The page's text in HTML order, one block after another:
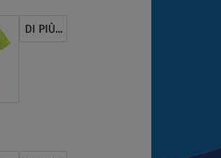
DI PIÙ...